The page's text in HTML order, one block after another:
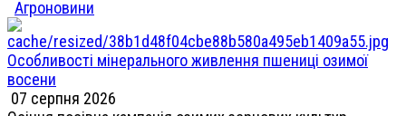
Агроновини
Особливості мінерального живлення пшениці озимої
восени
07 серпня 2026